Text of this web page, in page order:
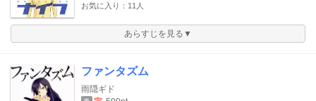
お気に入り：11人
あらすじを見る▼
ファンタズム
雨隠ギド